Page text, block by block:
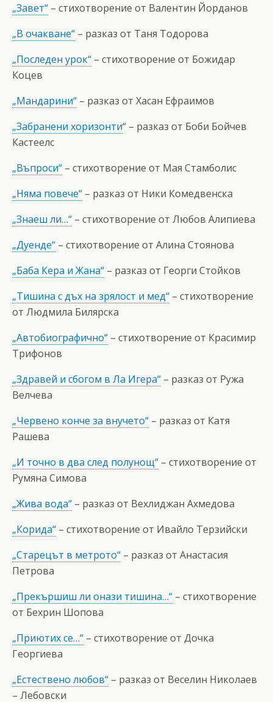
„Завет“ – стихотворение от Валентин Йорданов
„В очакване“ – разказ от Таня Тодорова
„Последен урок“ – стихотворение от Божидар
Коцев
„Мандарини“ – разказ от Хасан Ефраимов
„Забранени хоризонти“ – разказ от Боби Бойчев
Кастеелс
„Въпроси“ – стихотворение от Мая Стамболис
„Няма повече“ – разказ от Ники Комедвенска
„Знаеш ли…“ – стихотворение от Любов Алипиева
„Дуенде“ – стихотворение от Алина Стоянова
„Баба Кера и Жана“ – разказ от Георги Стойков
„Тишина с дъх на зрялост и мед“ – стихотворение
от Людмила Билярска
„Автобиографично“ – стихотворение от Красимир
Трифонов
„Здравей и сбогом в Ла Игера“ – разказ от Ружа
Велчева
„Червено конче за внучето“ – разказ от Катя
Рашева
„И точно в два след полунощ“ – стихотворение от
Румяна Симова
„Жива вода“ – разказ от Вехлиджан Ахмедова
„Корида“ – стихотворение от Ивайло Терзийски
„Старецът в метрото“ – разказ от Анастасия
Петрова
„Прекършиш ли онази тишина…“ – стихотворение
от Бехрин Шопова
„Приютих се…“ – стихотворение от Дочка
Георгиева
„Естествено любов“ – разказ от Веселин Николаев
– Лебовски